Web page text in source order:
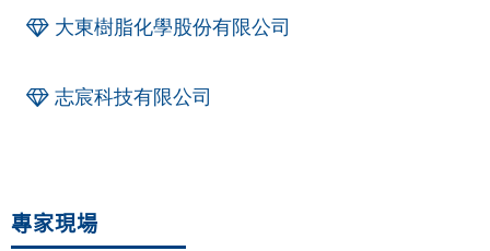
大東樹脂化學股份有限公司
志宸科技有限公司
專家現場